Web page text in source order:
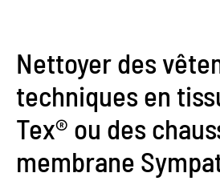
Nettoyer des
techniques en
Tex® ou des
membrane